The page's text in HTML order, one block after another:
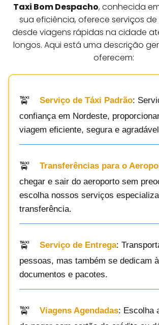
Taxi Bom Despacho, conhecida
sua eficiência, oferece serviços
desde viagens rápidas na cidade
longos. Aqui está uma descrição
oferecem:
Serviço de Táxi Padrão:
confiança em Nordeste,
viagem eficiente, segura e
Transferências para o
chegar e sair do aeroporto sem
escolha nossos serviços
transferência.
Serviço de Entrega:
pessoas, mas também se dedicam
documentos e pacotes.
Viagens Agendadas: Escolha